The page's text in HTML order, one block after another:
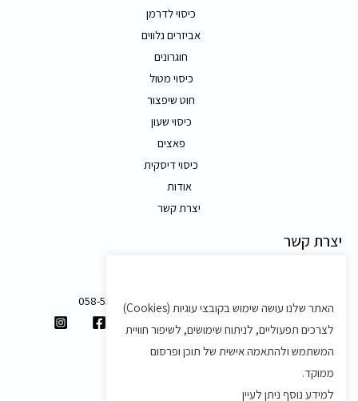
כיסוי לדרמן
אביזרים נלווים
חוגרונים
כיסוי מטול
חוט שיפצור
כיסוי שעון
פאצים
כיסוי דיסקית
אודות
יצרת קשר
יצרת קשר
058-5557588
shvartz.order@gmail.com
תנאים ותקנון
האתר שלנו עושה שימוש בקובצי עוגיות (Cookies)
לצרכים תפעוליים, לניתוח שימושים, לשיפור חוויית
המשתמש ולהתאמה אישית של תוכן ופרסום
ממוקד.
למידע נוסף ניתן לעיין